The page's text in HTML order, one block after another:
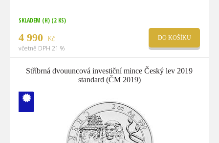
SKLADEM (H) (2 KS)
4 990 Kč
včetně DPH 21 %
DO KOŠÍKU
Stříbrná dvouuncová investiční mince Český lev 2019
standard (ČM 2019)
V ČM zcela